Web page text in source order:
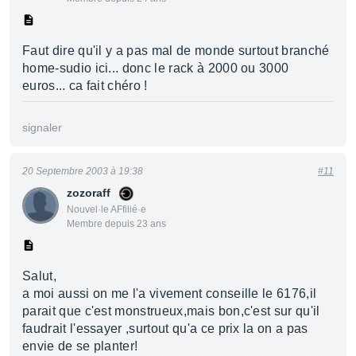
Faut dire qu'il y a pas mal de monde surtout branché
home-sudio ici... donc le rack à 2000 ou 3000
euros... ca fait chéro !
signaler
zozoraff
Nouvel·le AFfilié·e
Membre depuis 23 ans
20 Septembre 2003 à 19:38 #11
Salut,
a moi aussi on me l'a vivement conseille le 6176,il
parait que c'est monstrueux,mais bon,c'est sur qu'il
faudrait l'essayer ,surtout qu'a ce prix la on a pas
envie de se planter!